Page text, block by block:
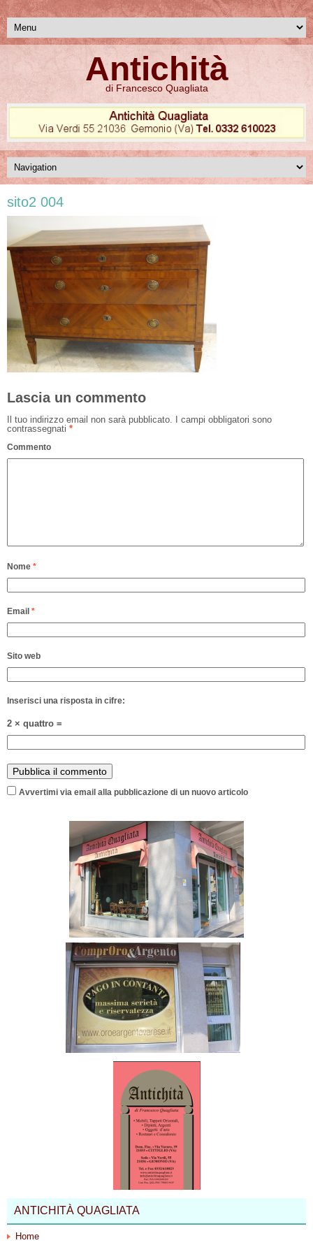
Antichità
di Francesco Quagliata
sito2 004
Lascia un commento
Il tuo indirizzo email non sarà pubblicato.
I campi obbligatori sono
contrassegnati *
Commento
Nome *
Email *
Sito web
Inserisci una risposta in cifre:
2 × quattro =
Avvertimi via email alla pubblicazione di un nuovo articolo
ANTICHITÀ QUAGLIATA
Home